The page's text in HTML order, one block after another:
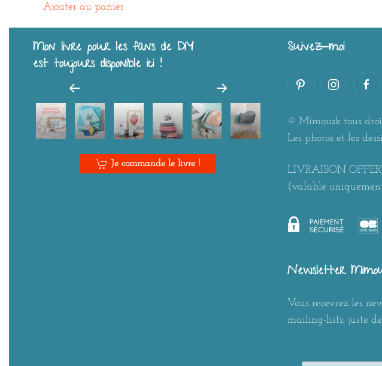
Ajouter au panier
Mon livre pour les fans de DIY
est toujours disponible ici !
Je commande le livre !
Suivez-moi
© Mimousk tous
Les photos et les
LIVRAISON
(valable
Newsletter
Vous recevrez les
mailing-lists, juste